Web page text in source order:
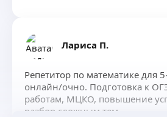
Лариса П.
Репетитор по математике для
онлайн/очно. Подготовка к
работам, МЦКО, повышение
разбор сложным тем